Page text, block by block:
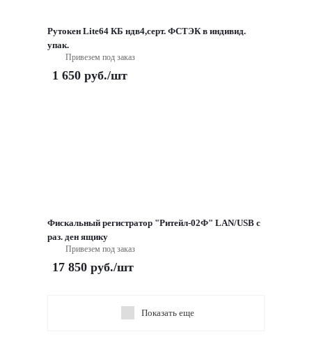
Рутокен Lite64 КБ ндв4,серт. ФСТЭК в индивид.
упак.
Привезем под заказ
1 650 руб./шт
Фискальный регистратор "Ритейл-02Ф" LAN/USB с
раз. ден ящику
Привезем под заказ
17 850 руб./шт
Показать еще